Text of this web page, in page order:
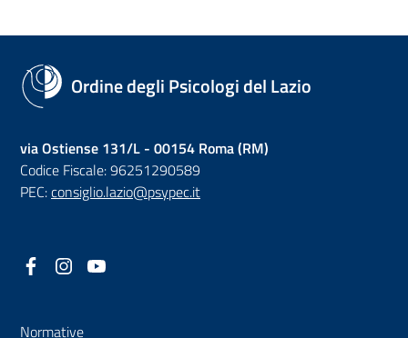
Ordine degli Psicologi del Lazio
via Ostiense 131/L - 00154 Roma (RM)
Codice Fiscale: 96251290589
PEC:consiglio.lazio@psypec.it
Facebook
(nuova scheda - new tab)
Instagram
(nuova scheda - new tab)
Normative